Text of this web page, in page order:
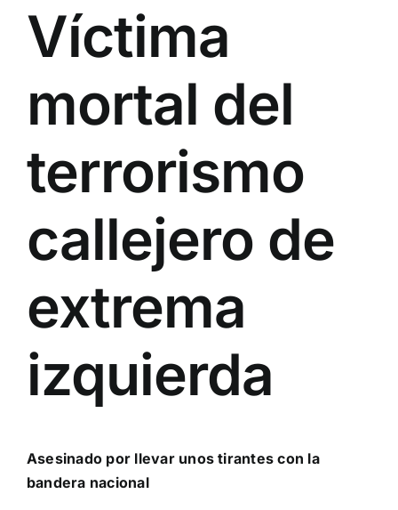
Víctima
mortal del
terrorismo
callejero de
extrema
izquierda
Asesinado por llevar unos tirantes con la
bandera nacional